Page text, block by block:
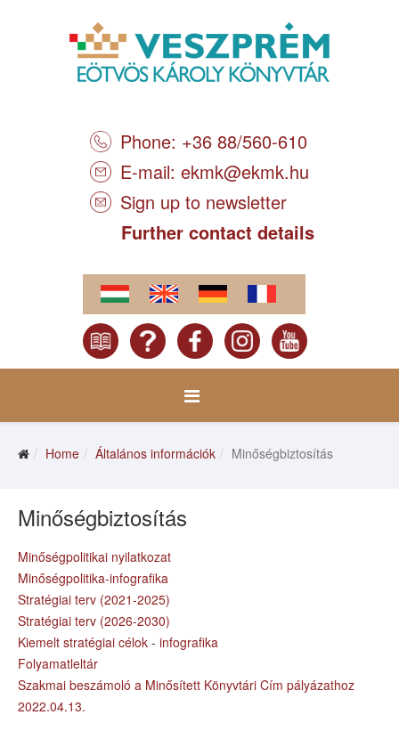
Phone: +36 88/560-610
E-mail: ekmk@ekmk.hu
Sign up to newsletter
Further contact details
Home Általános információk Minőségbiztosítás
Minőségbiztosítás
Minőségpolitikai nyilatkozat
Minőségpolitika-infografika
Stratégiai terv (2021-2025)
Stratégiai terv (2026-2030)
Kiemelt stratégiai célok - infografika
Folyamatleltár
Szakmai beszámoló a Minősített Könyvtári Cím pályázathoz
2022.04.13.